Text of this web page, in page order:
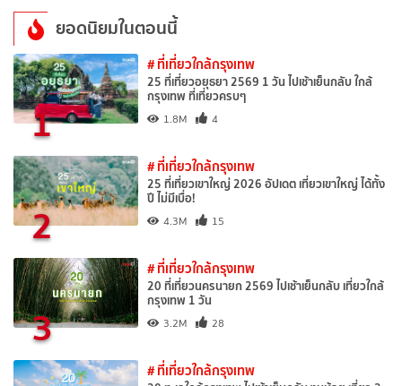
ยอดนิยมในตอนนี้
1
# ที่เที่ยวใกล้กรุงเทพ
25 ที่เที่ยวอยุธยา 2569 1 วัน ไปเช้าเย็นกลับ ใกล้
กรุงเทพ ที่เที่ยวครบๆ
1.8M 4
2
# ที่เที่ยวใกล้กรุงเทพ
25 ที่เที่ยวเขาใหญ่ 2026 อัปเดต เที่ยวเขาใหญ่ ได้ทั้ง
ปี ไม่มีเบื่อ!
4.3M 15
3
# ที่เที่ยวใกล้กรุงเทพ
20 ที่เที่ยวนครนายก 2569 ไปเช้าเย็นกลับ เที่ยวใกล้
กรุงเทพ 1 วัน
3.2M 28
# ที่เที่ยวใกล้กรุงเทพ